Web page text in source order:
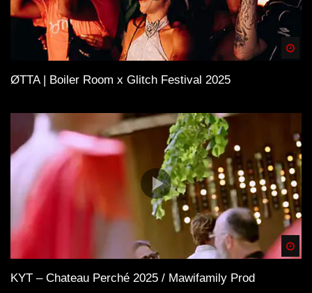
ØTTA | Boiler Room x Glitch Festival 2025
KYT – Chateau Perché 2025 / Mawifamily Prod